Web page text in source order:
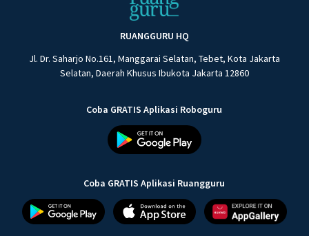
RUANGGURU HQ
Jl. Dr. Saharjo No.161, Manggarai Selatan, Tebet, Kota Jakarta
Selatan, Daerah Khusus Ibukota Jakarta 12860
Coba GRATIS Aplikasi Roboguru
Coba GRATIS Aplikasi Ruangguru